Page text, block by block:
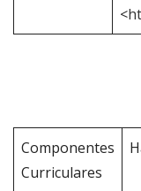
<
Componentes
Curriculares